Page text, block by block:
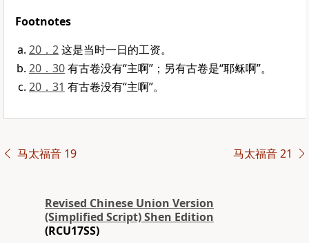
Footnotes
20．2这是当时一日的工资。
20．30有古卷没有“主啊”；另有古卷是“耶稣啊”。
20．31 有古卷没有“主啊”。
马太福音 19 马太福音 21
Revised Chinese Union Version
(Simplified Script) Shen Edition
(RCU17SS)